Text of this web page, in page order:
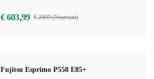
€ 603,99 € 2499 (Nouveau)
Fujitsu Esprimo P558 E85+